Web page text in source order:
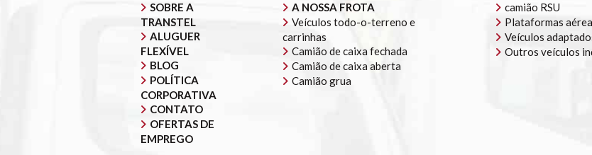
SOBRE A
TRANSTEL
ALUGUER
FLEXÍVEL
BLOG
POLÍTICA
CORPORATIVA
CONTATO
OFERTAS DE
EMPREGO
A NOSSA FROTA
Veículos todo-o-terreno e
carrinhas
Camião de caixa fechada
Camião de caixa aberta
Camião grua
camião RSU
Plataformas
Veículos
Outros veículos